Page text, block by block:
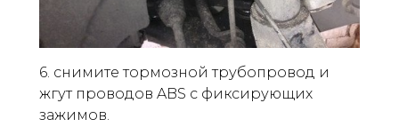
6. снимите тормозной трубопровод и
жгут проводов ABS с фиксирующих
зажимов.